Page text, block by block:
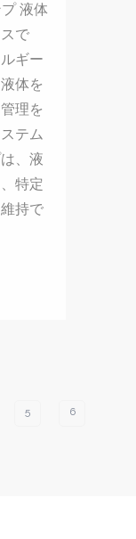
液体
で
ギー
体を
理を
テム
、液
特定
持で
5 6